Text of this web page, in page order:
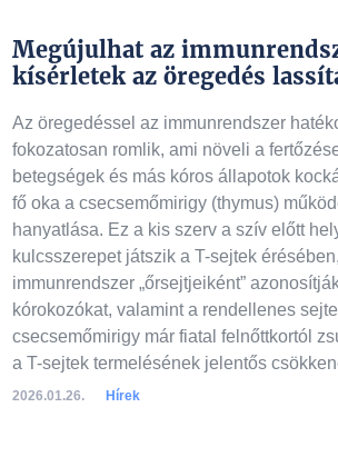
Megújulhat az
kísérletek az öregedés
Az öregedéssel az immunrendszer
fokozatosan romlik, ami növeli a
betegségek és más kóros állapotok
fő oka a csecsemőmirigy (thymus)
hanyatlása. Ez a kis szerv a szív előtt
kulcsszerepet játszik a T-sejtek
immunrendszer „őrsejtjeiként”
kórokozókat, valamint a rendellenes
csecsemőmirigy már fiatal felnőttkortól
a T-sejtek termelésének jelentős
2026.01.26. Hírek